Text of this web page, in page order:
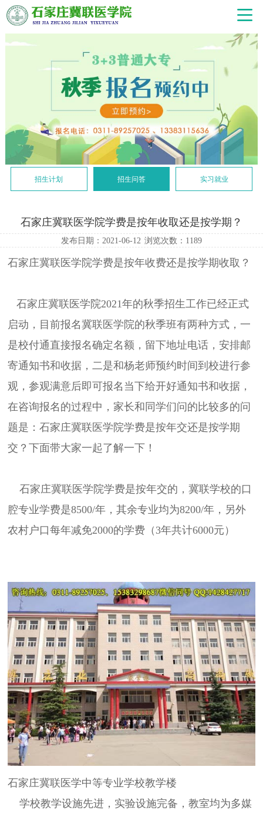
招生计划 招生问答 实习就业
石家庄冀联医学院学费是按年收取还是按学期？
发布日期：2021-06-12 浏览次数： 1189
石家庄冀联医学院学费是按年收费还是按学期收取？
石家庄冀联医学院2021年的秋季招生工作已经正式
启动，目前报名冀联医学院的秋季班有两种方式，一
是校付通直接报名确定名额，留下地址电话，安排邮
寄通知书和收据，二是和杨老师预约时间到校进行参
观，参观满意后即可报名当下给开好通知书和收据，
在咨询报名的过程中，家长和同学们问的比较多的问
题是：石家庄冀联医学院学费是按年交还是按学期
交？下面带大家一起了解一下！
石家庄冀联医学院学费是按年交的，冀联学校的口
腔专业学费是8500/年，其余专业均为8200/年，另外
农村户口每年减免2000的学费（3年共计6000元）
石家庄冀联医学中等专业学校教学楼
学校教学设施先进，实验设施完备，教室均为多媒